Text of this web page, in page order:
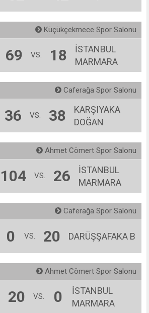
Küçükçekmece Spor Salonu
69 VS. 18
İSTANBUL
MARMARA
Caferağa Spor Salonu
36 VS. 38
KARŞIYAKA
DOĞAN
Ahmet Cömert Spor Salonu
104 VS. 26
İSTANBUL
MARMARA
Caferağa Spor Salonu
0 VS. 20 DARÜŞŞAFAKA B
Ahmet Cömert Spor Salonu
20 VS. 0
İSTANBUL
MARMARA